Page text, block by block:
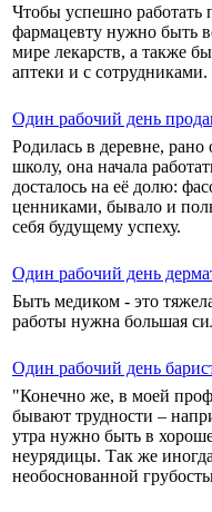
Чтобы успешно работать
фармацевту нужно быть
мире лекарств, а также
аптеки и с сотрудниками.
Один рабочий день
Родилась в деревне,
школу, она начала
досталось на её долю:
ценниками, бывало и
себя будущему успеху.
Один рабочий день
Быть медиком - это
работы нужна большая
Один рабочий день
"Конечно же, в моей
бывают трудности –
утра нужно быть в
неурядицы. Так же
необоснованной